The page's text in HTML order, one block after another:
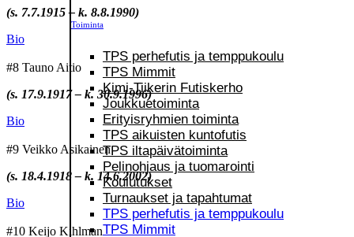
Toiminta
TPS perhefutis ja temppukoulu
TPS Mimmit
Kimi-Tiikerin Futiskerho
Joukkuetoiminta
Erityisryhmien toiminta
TPS aikuisten kuntofutis
TPS iltapäivätoiminta
Pelinohjaus ja tuomarointi
Koulutukset
Turnaukset ja tapahtumat
TPS perhefutis ja temppukoulu
TPS Mimmit
(s. 7.7.1915 – k. 8.8.1990)
Bio
#8 Tauno Aitio
(s. 17.9.1917 – k. 30.9.1996)
Bio
#9 Veikko Asikainen
(s. 18.4.1918 – k. 14.6.2002)
Bio
#10 Keijo Kihlman